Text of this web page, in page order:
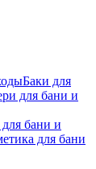
Баки для
для бани и
бани и
для бани